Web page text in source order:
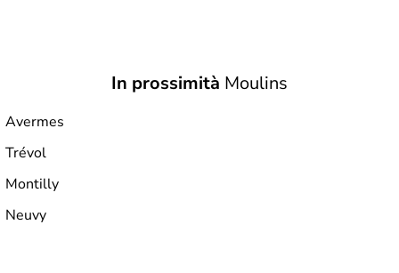
In prossimità Moulins
Avermes
Trévol
Montilly
Neuvy